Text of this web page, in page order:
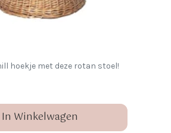
hoekje met deze rotan stoel!
In Winkelwagen